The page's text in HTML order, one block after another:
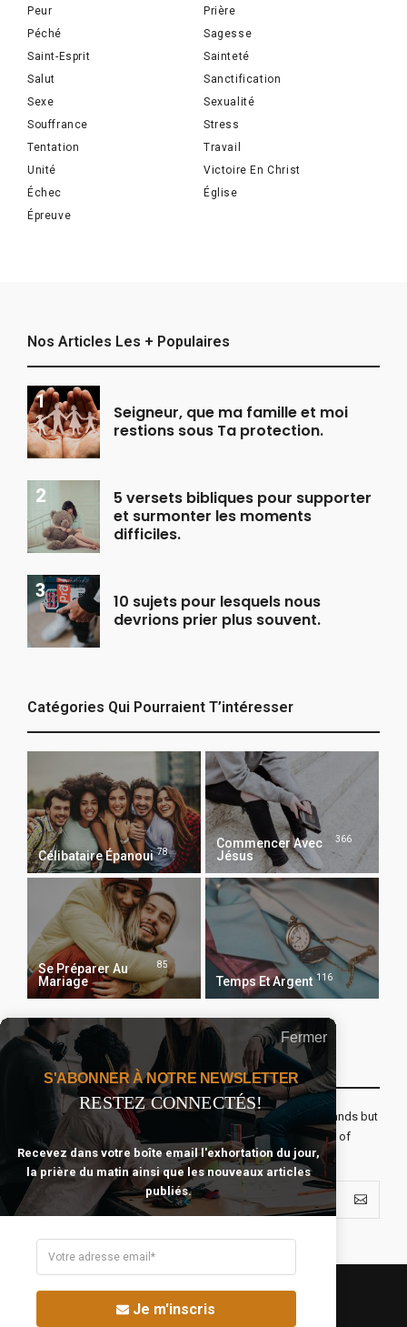
Peur
Prière
Péché
Sagesse
Saint-Esprit
Sainteté
Salut
Sanctification
Sexe
Sexualité
Souffrance
Stress
Tentation
Travail
Unité
Victoire En Christ
Échec
Église
Épreuve
Nos Articles Les + Populaires
Seigneur, que ma famille et moi
restions sous Ta protection.
5 versets bibliques pour supporter
et surmonter les moments
difficiles.
10 sujets pour lesquels nous
devrions prier plus souvent.
Catégories Qui Pourraient T’intéresser
Célibataire Épanoui 78
Commencer Avec
Jésus
366
Se Préparer Au
Mariage
85
Temps Et Argent 116
Recevoir Notre Newsletter Chaque Matin
The real voyage of discovery consists not in seeking new lands but
seeing with new eyes. All journeys have secret destinations of
which the traveler is unaware.
Fermer
S'ABONNER À NOTRE NEWSLETTER
RESTEZ CONNECTÉS!
Recevez dans votre boîte email l'exhortation du jour,
la prière du matin ainsi que les nouveaux articles
publiés.
Je m'inscris